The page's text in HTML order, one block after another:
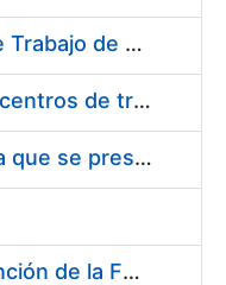
Suministro de Protectores Auditivos a medida para las personas trabajadoras de los Centros de Trabajo de Madrid y Burgos
Suministro de gafas graduadas antiproyecciones para los trabajadores de la FNMT-RCM en los centros de trabajo de Madrid y Burgos
Servicios de una empresa externa para el asesoramiento y resolución de los recursos de alzada que se presentan relacionados con procesos de selección para la FNMT-RCM
Servicio de Calibración y Verificación Externa de los Equipos de Medición del Servicio de Prevención de la FNMT-RCM